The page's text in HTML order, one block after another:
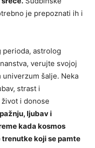
je prepoznati ih i
perioda, astrolog
verujte svojoj
šalje. Neka
strast i
i donose
ljubav i
kada kosmos
koji se pamte